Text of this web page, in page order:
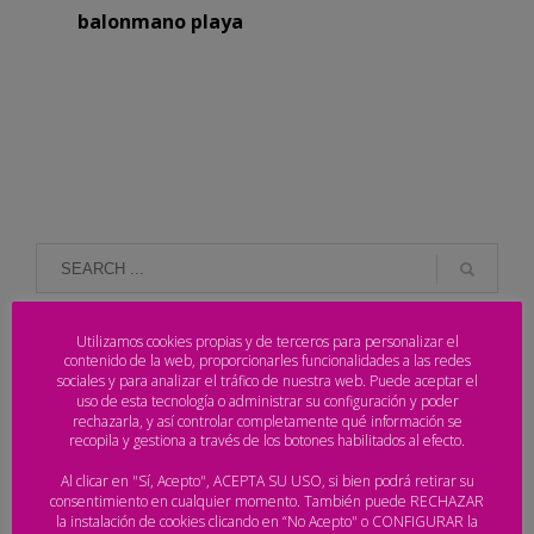
balonmano playa
NOTICIAS RECIENTES
Desvelado el ranking del Arena Handball Tour
2026
Laredo corona a los campeones de España y pone
Utilizamos cookies propias y de terceros para personalizar el
contenido de la web, proporcionarles funcionalidades a las redes
sociales y para analizar el tráfico de nuestra web. Puede aceptar el
uso de esta tecnología o administrar su configuración y poder
rechazarla, y así controlar completamente qué información se
recopila y gestiona a través de los botones habilitados al efecto.
Al clicar en "Sí, Acepto", ACEPTA SU USO, si bien podrá retirar su
consentimiento en cualquier momento. También puede RECHAZAR
la instalación de cookies clicando en “No Acepto" o CONFIGURAR la